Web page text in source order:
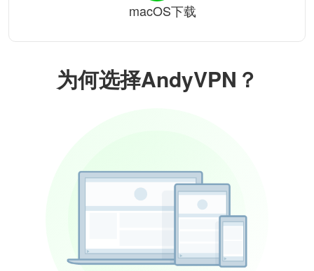
为何选择AndyVPN？
macOS下载